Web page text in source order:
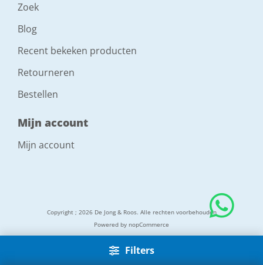
Filters
Zoek
Blog
Recent bekeken producten
Retourneren
Bestellen
Mijn account
Mijn account
Copyright ; 2026 De Jong & Roos. Alle rechten voorbehouden
Powered by nopCommerce